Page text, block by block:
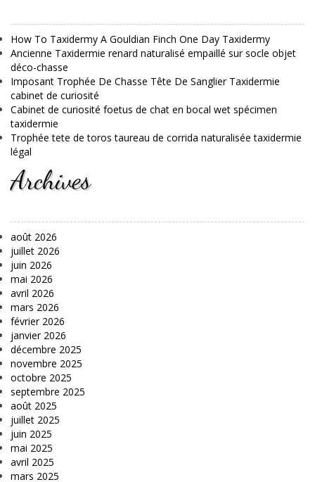
How To Taxidermy A Gouldian Finch One Day Taxidermy
Ancienne Taxidermie renard naturalisé empaillé sur socle objet
déco-chasse
Imposant Trophée De Chasse Tête De Sanglier Taxidermie
cabinet de curiosité
Cabinet de curiosité foetus de chat en bocal wet spécimen
taxidermie
Trophée tete de toros taureau de corrida naturalisée taxidermie
légal
Archives
août 2026
juillet 2026
juin 2026
mai 2026
avril 2026
mars 2026
février 2026
janvier 2026
décembre 2025
novembre 2025
octobre 2025
septembre 2025
août 2025
juillet 2025
juin 2025
mai 2025
avril 2025
mars 2025